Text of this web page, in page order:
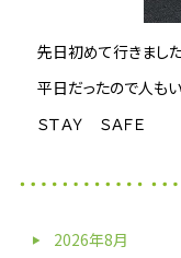
先日初めて行きました
平日だったので人もい
ＳＴＡＹ ＳＡＦＥ
2026年8月